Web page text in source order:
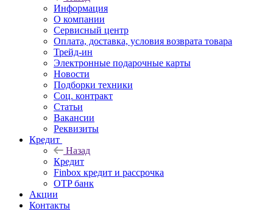
Информация
О компании
Сервисный центр
Оплата, доставка, условия возврата товара
Трейд-ин
Электронные подарочные карты
Новости
Подборки техники
Соц. контракт
Статьи
Вакансии
Реквизиты
Кредит
Назад
Кредит
Finbox кредит и рассрочка
OTP банк
Акции
Контакты